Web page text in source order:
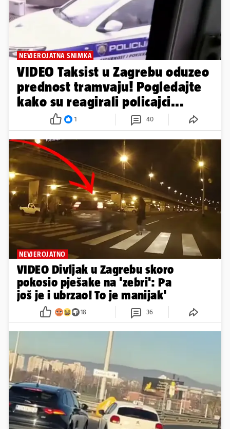
NEVJEROJATNA SNIMKA
VIDEO Taksist u Zagrebu oduzeo
prednost tramvaju! Pogledajte
kako su reagirali policajci...
1 40
NEVJEROJATNO
VIDEO Divljak u Zagrebu skoro
pokosio pješake na 'zebri': Pa
još je i ubrzao! To je manijak'
18 36